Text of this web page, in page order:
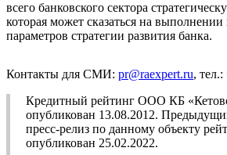
всего банковского сектора
которая может сказаться на
параметров стратегии развития банка.
Контакты для СМИ: pr@raexpert.ru,
Кредитный рейтинг ООО КБ
опубликован 13.08.2012.
пресс-релиз по данному объекту
опубликован 25.02.2022.